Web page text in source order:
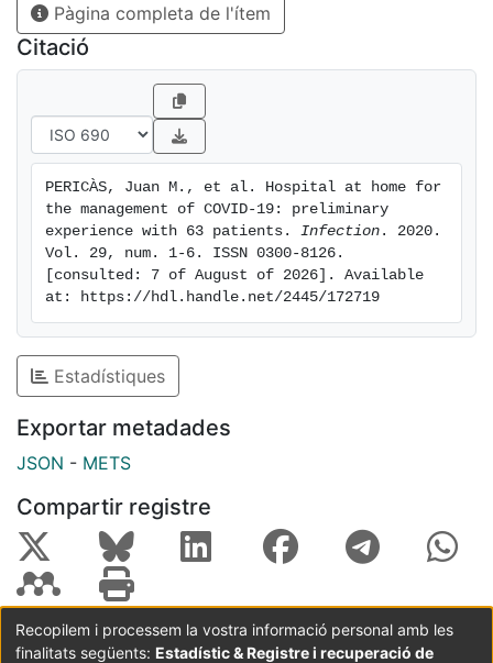
Pàgina completa de l'ítem
Citació
PERICÀS, Juan M., et al. Hospital at home for
the management of COVID-19: preliminary
experience with 63 patients. Infection . 2020.
Vol. 29, num. 1-6. ISSN 0300-8126.
[consulted: 7 of August of 2026]. Available
at: https://hdl.handle.net/2445/172719
Estadístiques
Exportar metadades
JSON - METS
Compartir registre
Coordinació:CRAI UB Avís legal Metadades
Recopilem i processem la vostra informació personal amb les
finalitats següents: Estadístic & Registre i recuperació de